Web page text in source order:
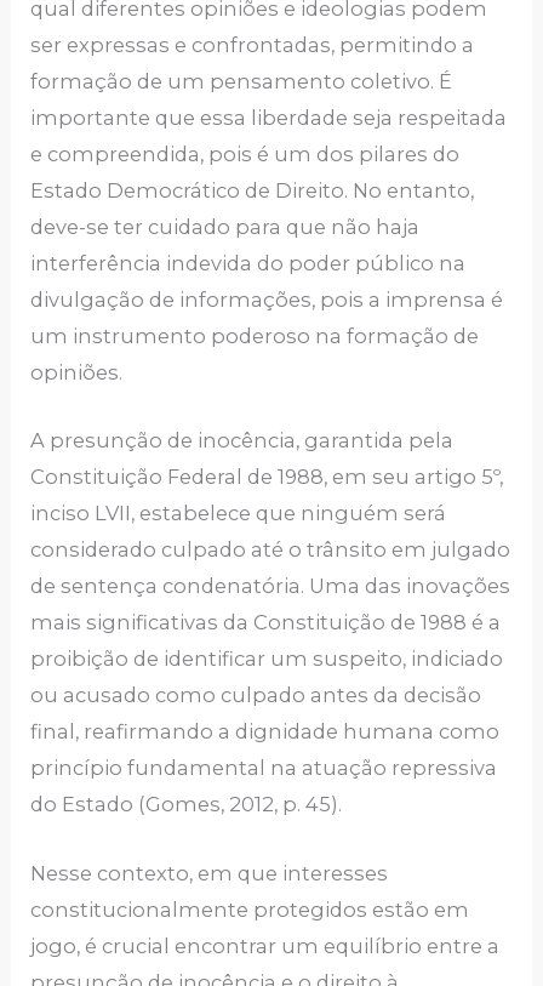
qual diferentes opiniões e ideologias podem
ser expressas e confrontadas, permitindo a
formação de um pensamento coletivo. É
importante que essa liberdade seja respeitada
e compreendida, pois é um dos pilares do
Estado Democrático de Direito. No entanto,
deve-se ter cuidado para que não haja
interferência indevida do poder público na
divulgação de informações, pois a imprensa é
um instrumento poderoso na formação de
opiniões.
A presunção de inocência, garantida pela
Constituição Federal de 1988, em seu artigo 5º,
inciso LVII, estabelece que ninguém será
considerado culpado até o trânsito em julgado
de sentença condenatória. Uma das inovações
mais significativas da Constituição de 1988 é a
proibição de identificar um suspeito, indiciado
ou acusado como culpado antes da decisão
final, reafirmando a dignidade humana como
princípio fundamental na atuação repressiva
do Estado (Gomes, 2012, p. 45).
Nesse contexto, em que interesses
constitucionalmente protegidos estão em
jogo, é crucial encontrar um equilíbrio entre a